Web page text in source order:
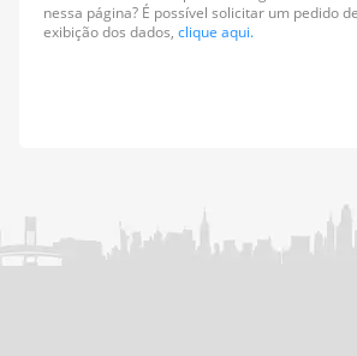
nessa página? É possível solicitar um pedido
exibição dos dados, clique aqui.